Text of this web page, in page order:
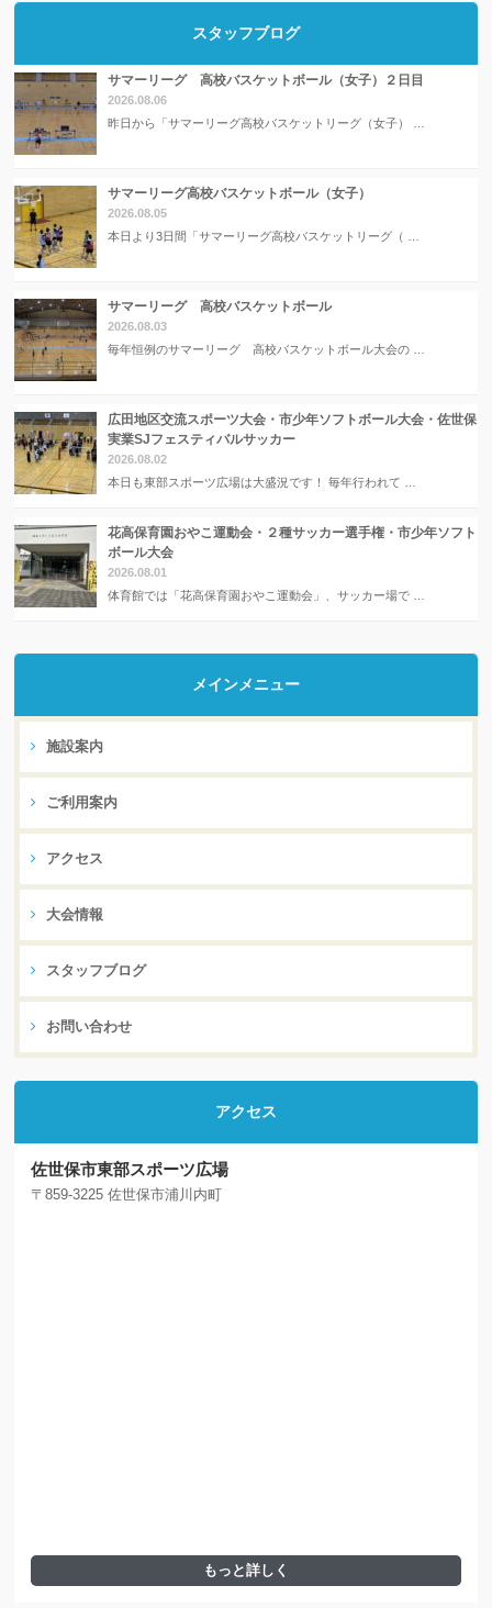
スタッフブログ
サマーリーグ 高校バスケットボール（女子）２日目
2026.08.06
昨日から「サマーリーグ高校バスケットリーグ（女子） …
サマーリーグ高校バスケットボール（女子）
2026.08.05
本日より3日間「サマーリーグ高校バスケットリーグ（ …
サマーリーグ 高校バスケットボール
2026.08.03
毎年恒例のサマーリーグ 高校バスケットボール大会の …
広田地区交流スポーツ大会・市少年ソフトボール大会・佐世保
実業SJフェスティバルサッカー
2026.08.02
本日も東部スポーツ広場は大盛況です！ 毎年行われて …
花高保育園おやこ運動会・２種サッカー選手権・市少年ソフト
ボール大会
2026.08.01
体育館では「花高保育園おやこ運動会」、サッカー場で …
メインメニュー
施設案内
ご利用案内
アクセス
大会情報
スタッフブログ
お問い合わせ
アクセス
佐世保市東部スポーツ広場
〒859-3225 佐世保市浦川内町
もっと詳しく